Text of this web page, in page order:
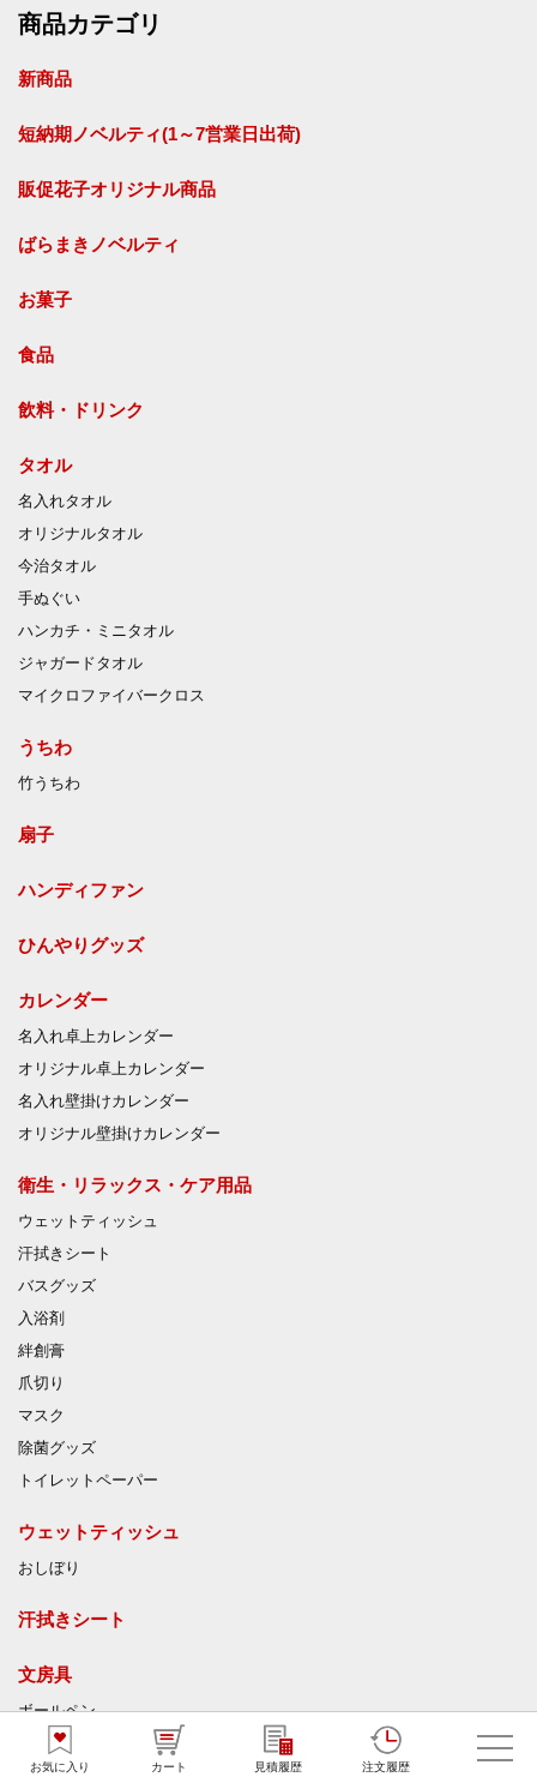
お気に入り カート 見積履歴 注文履歴
商品カテゴリ
新商品
短納期ノベルティ(1～7営業日出荷)
販促花子オリジナル商品
ばらまきノベルティ
お菓子
食品
飲料・ドリンク
タオル
名入れタオル
オリジナルタオル
今治タオル
手ぬぐい
ハンカチ・ミニタオル
ジャガードタオル
マイクロファイバークロス
うちわ
竹うちわ
扇子
ハンディファン
ひんやりグッズ
カレンダー
名入れ卓上カレンダー
オリジナル卓上カレンダー
名入れ壁掛けカレンダー
オリジナル壁掛けカレンダー
衛生・リラックス・ケア用品
ウェットティッシュ
汗拭きシート
バスグッズ
入浴剤
絆創膏
爪切り
マスク
除菌グッズ
トイレットペーパー
ウェットティッシュ
おしぼり
汗拭きシート
文房具
ボールペン
マーカー・蛍光ペン
シャープペン